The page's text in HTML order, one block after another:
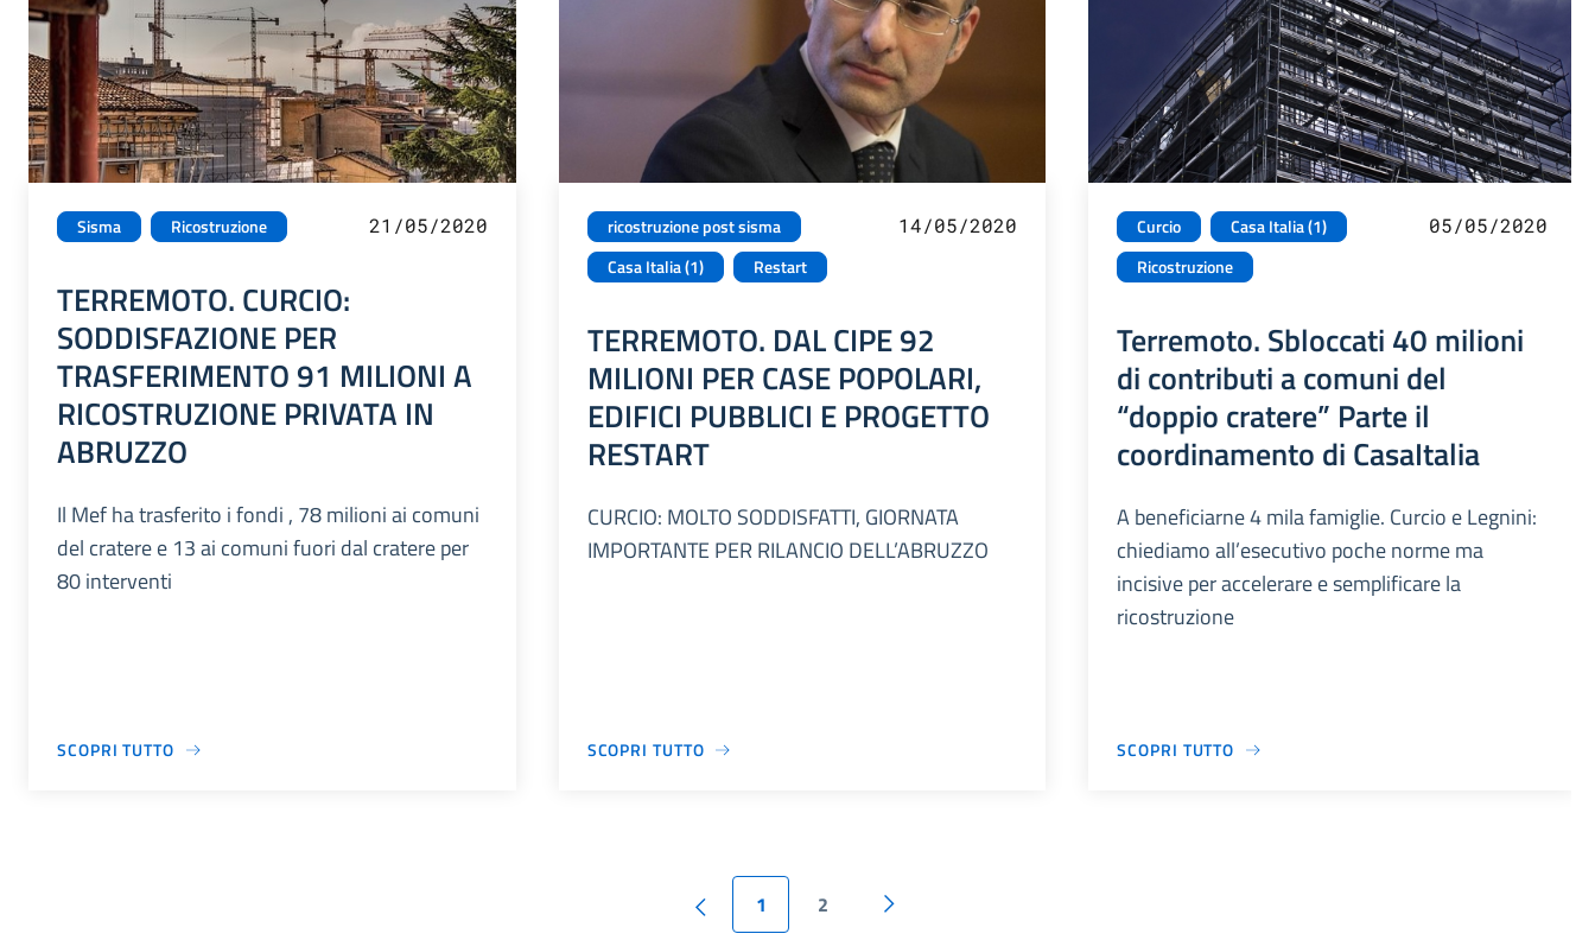
Sisma Ricostruzione 21/05/2020
TERREMOTO. CURCIO:
SODDISFAZIONE PER
TRASFERIMENTO 91 MILIONI A
RICOSTRUZIONE PRIVATA IN
ABRUZZO
Il Mef ha trasferito i fondi , 78 milioni ai comuni
del cratere e 13 ai comuni fuori dal cratere per
80 interventi
SCOPRI TUTTO
ricostruzione post sisma
Casa Italia (1)
Restart
14/05/2020
TERREMOTO. DAL CIPE 92
MILIONI PER CASE POPOLARI,
EDIFICI PUBBLICI E PROGETTO
RESTART
CURCIO: MOLTO SODDISFATTI, GIORNATA
IMPORTANTE PER RILANCIO DELL’ABRUZZO
SCOPRI TUTTO
Curcio
Casa Italia (1)
Ricostruzione
05/05/2020
Terremoto. Sbloccati 40 milioni
di contributi a comuni del
“doppio cratere” Parte il
coordinamento di CasaItalia
A beneficiarne 4 mila famiglie. Curcio e Legnini:
chiediamo all’esecutivo poche norme ma
incisive per accelerare e semplificare la
ricostruzione
SCOPRI TUTTO
1 2